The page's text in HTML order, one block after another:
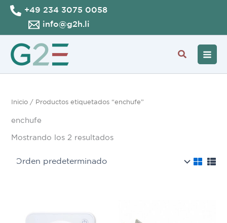
contenido
+49 234 3075 0058
info@g2h.li
Buscar
Inicio / Productos etiquetados “enchufe”
enchufe
Mostrando los 2 resultados